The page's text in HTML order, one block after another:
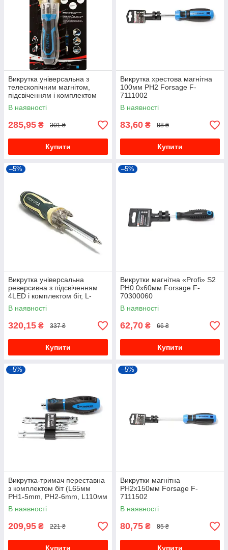
Викрутка універсальна з
телескопічним магнітом,
підсвіченням і комплектом
біт, L-210мм (PH1, PH2, PZ2,
SL5, SL6), в блистере
В наявності
285,95 ₴ 301 ₴
Купити
Викрутка хрестова магнітна
100мм PH2 Forsage F-
7111002
В наявності
83,60 ₴ 88 ₴
Купити
–5%
Викрутка універсальна
реверсивна з підсвіченням
4LED і комплектом біт, L-
250мм (PH1, PH2, PZ2, SL5,
SL6) ROCKFORCE RF-
В наявності
320,15 ₴ 337 ₴
Купити
–5%
Викрутки магнітна «Profi» S2
PH0.0х60мм Forsage F-
70300060
В наявності
62,70 ₴ 66 ₴
Купити
–5%
Викрутка-тримач переставна
з комплектом біт (L65мм
PH1-5mm, PH2-6mm, L110мм
PH1-5mm, PH2-PH2mm,
L127, PH2, 6mm) 7 предметів
В наявності
209,95 ₴ 221 ₴
Купити
–5%
Викрутки магнітна
PH2х150мм Forsage F-
7111502
В наявності
80,75 ₴ 85 ₴
Купити